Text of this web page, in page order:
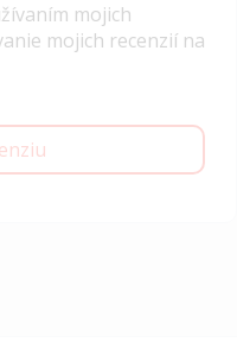
mojich
mojich recenzií na